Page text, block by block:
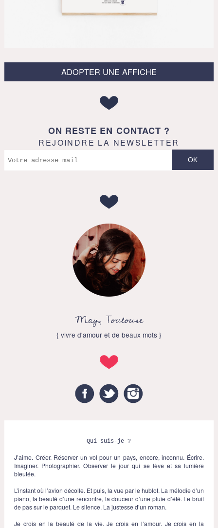
ADOPTER UNE AFFICHE
ON RESTE EN CONTACT ?
REJOINDRE LA NEWSLETTER
May, Toulouse
{ vivre d'amour et de beaux mots }
FacebookTwitter
Qui suis-je ?
J’aime. Créer. Réserver un vol pour un pays, encore, inconnu. Écrire.
Imaginer. Photographier. Observer le jour qui se lève et sa lumière
bleutée.
L’instant où l’avion décolle. Et puis, la vue par le hublot. La mélodie d’un
piano, la beauté d’une rencontre, la douceur d’une pluie d’été. Le bruit
de pas sur le parquet. Le silence. La justesse d’un roman.
Je crois en la beauté de la vie. Je crois en l’amour. Je crois en la